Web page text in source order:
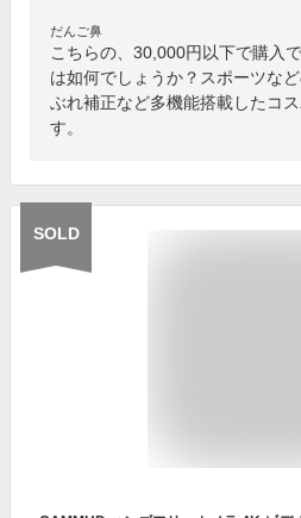
だんご鼻
こちらの、30,000円以下で購入
は如何でしょうか？スポーツな
ぶれ補正など多機能搭載したコ
す。
SOLD